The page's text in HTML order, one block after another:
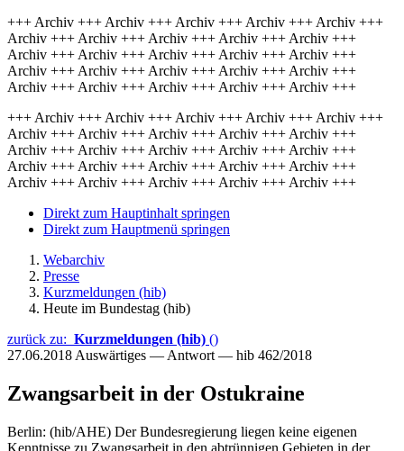
+++ Archiv +++ Archiv +++ Archiv +++ Archiv +++ Archiv +++
Archiv +++ Archiv +++ Archiv +++ Archiv +++ Archiv +++
Archiv +++ Archiv +++ Archiv +++ Archiv +++ Archiv +++
Archiv +++ Archiv +++ Archiv +++ Archiv +++ Archiv +++
Archiv +++ Archiv +++ Archiv +++ Archiv +++ Archiv +++
+++ Archiv +++ Archiv +++ Archiv +++ Archiv +++ Archiv +++
Archiv +++ Archiv +++ Archiv +++ Archiv +++ Archiv +++
Archiv +++ Archiv +++ Archiv +++ Archiv +++ Archiv +++
Archiv +++ Archiv +++ Archiv +++ Archiv +++ Archiv +++
Archiv +++ Archiv +++ Archiv +++ Archiv +++ Archiv +++
Direkt zum Hauptinhalt springen
Direkt zum Hauptmenü springen
Webarchiv
Presse
Kurzmeldungen (hib)
Heute im Bundestag (hib)
zurück zu: Kurzmeldungen (hib) ()
27.06.2018 Auswärtiges — Antwort — hib 462/2018
Zwangsarbeit in der Ostukraine
Berlin: (hib/AHE) Der Bundesregierung liegen keine eigenen
Kenntnisse zu Zwangsarbeit in den abtrünnigen Gebieten in der